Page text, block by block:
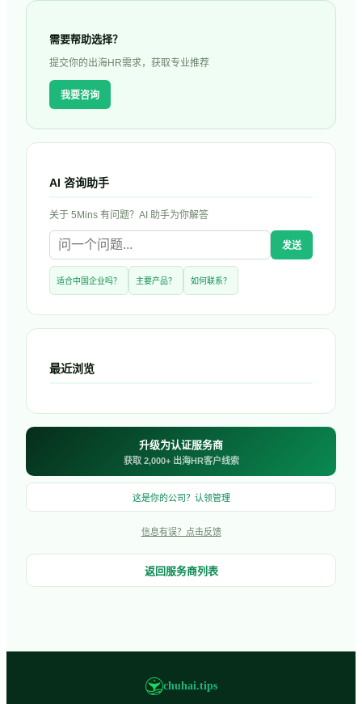
需要帮助选择？
提交你的出海HR需求，获取专业推荐
我要咨询
AI 咨询助手
关于 5Mins 有问题？AI 助手为你解答
发送
适合中国企业吗？ 主要产品？ 如何联系？
最近浏览
升级为认证服务商
获取 2,000+ 出海HR客户线索
这是你的公司？认领管理
信息有误？点击反馈
返回服务商列表
chuhai.tips